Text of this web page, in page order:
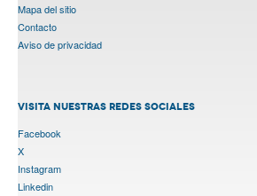
Mapa del sitio
Contacto
Aviso de privacidad
VISITA NUESTRAS REDES SOCIALES
Facebook
X
Instagram
Linkedin